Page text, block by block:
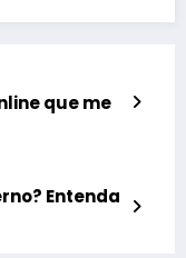
que me
Entenda